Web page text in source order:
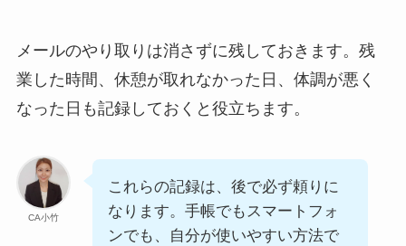
メールのやり取りは消さずに残しておきます。残
業した時間、休憩が取れなかった日、体調が悪く
なった日も記録しておくと役立ちます。
CA小竹
これらの記録は、後で必ず頼りに
なります。手帳でもスマートフォ
ンでも、自分が使いやすい方法で